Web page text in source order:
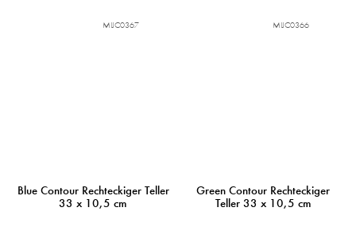
Blue Contour Rechteckiger Teller
33 x 10,5 cm
MIJC0367
Green Contour Rechteckiger
Teller 33 x 10,5 cm
MIJC0366